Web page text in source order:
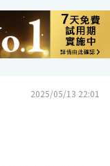
2025/05/13 22:01